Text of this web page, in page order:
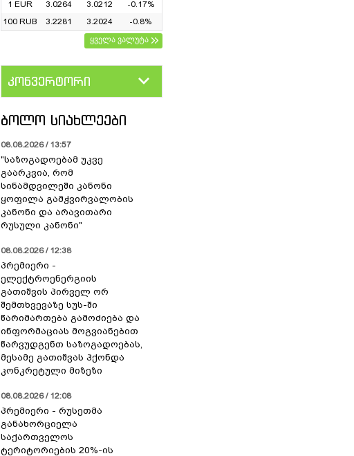
1 EUR
3.0264 3.0212
-0.17%
100 RUB
3.2281 3.2024
-0.8%
ყველა ვალუტა
კონვერტორი
ᲑᲝᲚᲝ ᲡᲘᲐᲮᲚᲔᲔᲑᲘ
08.08.2026 / 13:57
"საზოგადოებამ უკვე
გაარკვია, რომ
სინამდვილეში კანონი
ყოფილა გამჭვირვალობის
კანონი და არავითარი
რუსული კანონი"
08.08.2026 / 12:38
პრემიერი -
ელექტროენერგიის
გათიშვის პირველ ორ
შემთხვევაზე სუს-ში
წარიმართება გამოძიება და
ინფორმაციას მოგვიანებით
წარვუდგენთ საზოგადოებას,
მესამე გათიშვას ჰქონდა
კონკრეტული მიზეზი
08.08.2026 / 12:08
პრემიერი - რუსეთმა
განახორციელა
საქართველოს
ტერიტორიების 20%-ის